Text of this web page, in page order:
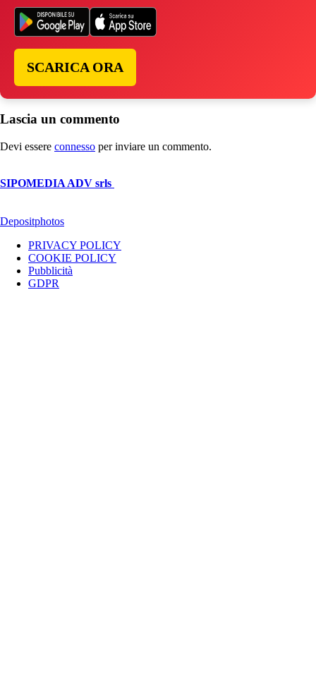
SCARICA ORA
Lascia un commento
Devi essere connesso per inviare un commento.
SIPOMEDIA ADV srls
Depositphotos
PRIVACY POLICY
COOKIE POLICY
Pubblicità
GDPR